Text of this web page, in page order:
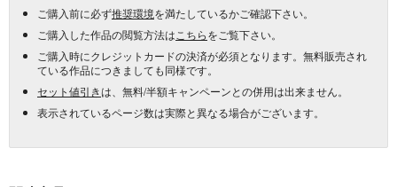
ご購入前に必ず推奨環境を満たしているかご確認下さい。
ご購入した作品の閲覧方法は こちらをご覧下さい。
ご購入時にクレジットカードの決済が必須となります。無料販売され
ている作品につきましても同様です。
セット値引きは、無料/半額キャンペーンとの併用は出来ません。
表示されているページ数は実際と異なる場合がございます。